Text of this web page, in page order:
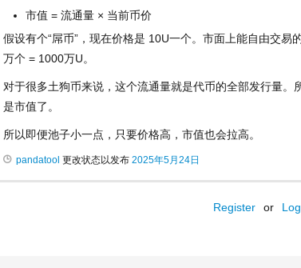
市值 = 流通量 × 当前币价
假设有个“屌币”，现在价格是 10U一个。市面上能自由交易
万个 = 1000万U。
对于很多土狗币来说，这个流通量就是代币的全部发行量
是市值了。
所以即便池子小一点，只要价格高，市值也会拉高。
pandatool 更改状态以发布 2025年5月24日
Register or